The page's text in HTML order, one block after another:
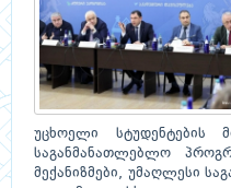
უცხოელი სტუდენტების
საგანმანათლებლო
მექანიზმები, უმაღლესი